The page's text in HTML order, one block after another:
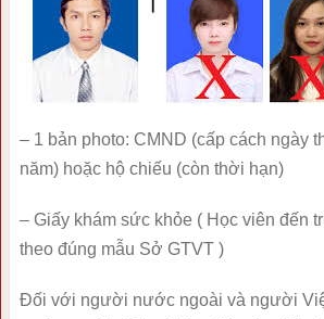
– 1 bản photo: CMND (cấp cách ngày
năm) hoặc hộ chiếu (còn thời hạn)
– Giấy khám sức khỏe ( Học viên đến
theo đúng mẫu Sở GTVT )
Đối với người nước ngoài và người